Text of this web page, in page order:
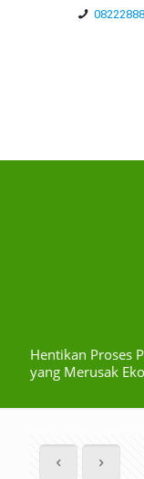
Hentikan Proses
yang Merusak